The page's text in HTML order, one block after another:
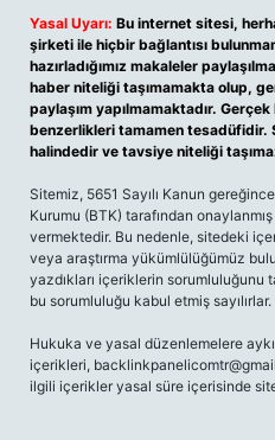
Yasal Uyarı: Bu internet sitesi,
şirketi ile hiçbir bağlantısı
hazırladığımız makaleler
haber niteliği taşımamakta olup,
paylaşım yapılmamaktadır.
benzerlikleri tamamen tesadüfidir.
halindedir ve tavsiye niteliği
Sitemiz, 5651 Sayılı Kanun
Kurumu (BTK) tarafından
vermektedir. Bu nedenle, sitedeki
veya araştırma yükümlülüğümüz
yazdıkları içeriklerin sorumluluğunu
bu sorumluluğu kabul etmiş sayılırlar.
Hukuka ve yasal düzenlemelere
içerikleri,
ilgili içerikler yasal süre içerisinde